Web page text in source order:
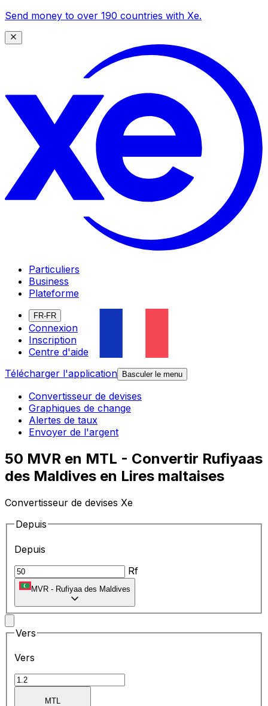
Send money to over 190 countries with Xe.
Particuliers
Business
Plateforme
FR-FR
Connexion
Inscription
Centre d'aide
Télécharger l'application
Basculer le menu
Convertisseur de devises
Graphiques de change
Alertes de taux
Envoyer de l'argent
50 MVR en MTL - Convertir Rufiyaas
des Maldives en Lires maltaises
Convertisseur de devises Xe
Depuis
Depuis
Rf
MVR - Rufiyaa des Maldives
Vers
Vers
MTL